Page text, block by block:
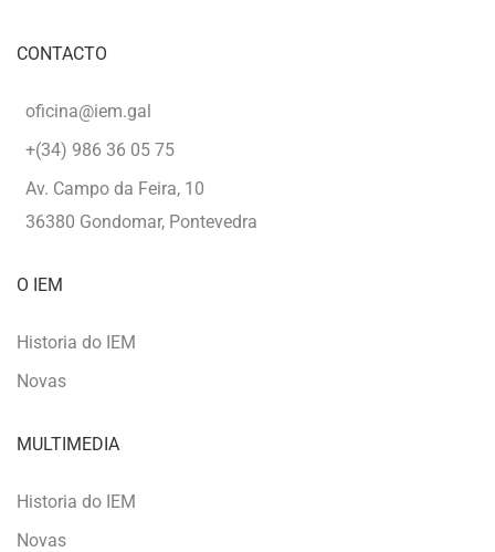
CONTACTO
oficina@iem.gal
+(34) 986 36 05 75
Av. Campo da Feira, 10
36380 Gondomar, Pontevedra
O IEM
Historia do IEM
Novas
MULTIMEDIA
Historia do IEM
Novas